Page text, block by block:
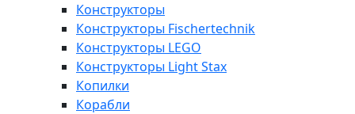
Конструкторы
Конструкторы Fisсhertechnik
Конструкторы LEGO
Конструкторы Light Stax
Копилки
Корабли